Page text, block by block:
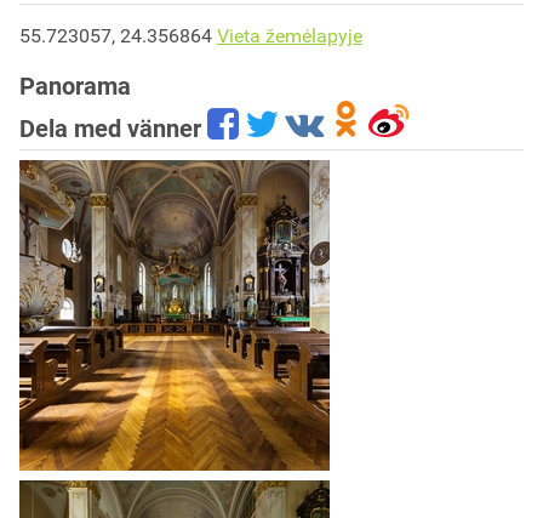
55.723057, 24.356864 Vieta žemėlapyje
Panorama
Dela med vänner